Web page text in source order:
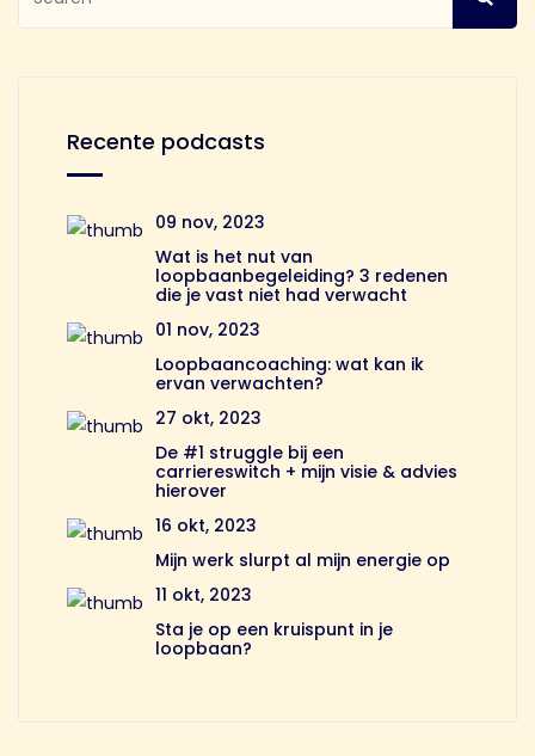
Recente podcasts
09 nov, 2023
Wat is het nut van
loopbaanbegeleiding? 3 redenen
die je vast niet had verwacht
01 nov, 2023
Loopbaancoaching: wat kan ik
ervan verwachten?
27 okt, 2023
De #1 struggle bij een
carriereswitch + mijn visie & advies
hierover
16 okt, 2023
Mijn werk slurpt al mijn energie op
11 okt, 2023
Sta je op een kruispunt in je
loopbaan?